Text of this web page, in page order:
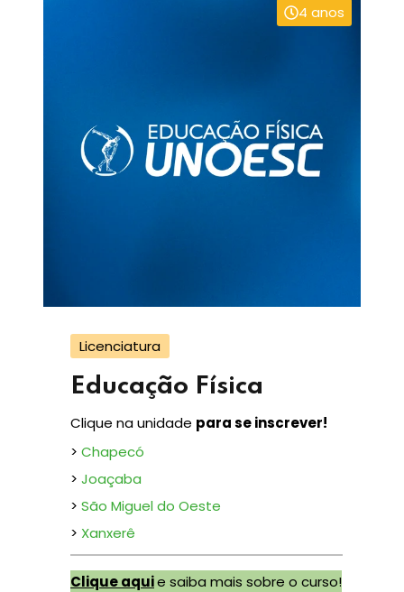
4 anos
Licenciatura
Educação Física
Clique na unidade para se inscrever!
> Chapecó
> Joaçaba
> São Miguel do Oeste
> Xanxerê
Clique aquie saiba mais sobre o curso!